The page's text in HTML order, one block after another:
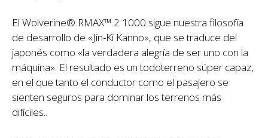
El Wolverine® RMAX™ 2 1000 sigue nuestra filosofía
de desarrollo de «Jin-Ki Kanno», que se traduce del
japonés como «la verdadera alegría de ser uno con la
máquina». El resultado es un todoterreno súper capaz,
en el que tanto el conductor como el pasajero se
sienten seguros para dominar los terrenos más
difíciles..